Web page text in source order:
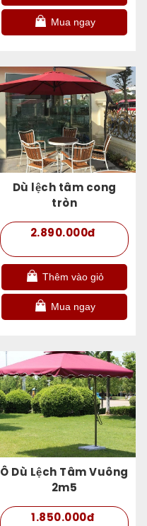
Mua ngay
Dù lệch tâm cong
tròn
2.890.000đ
Thêm vào giỏ
Mua ngay
Ô Dù Lệch Tâm Vuông
2m5
1.850.000đ